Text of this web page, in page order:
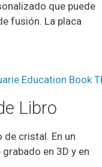
que puede
fusión. La placa
Libro
cristal. En un
en 3D y en